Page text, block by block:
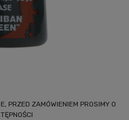
PRZED ZAMÓWIENIEM PROSIMY O